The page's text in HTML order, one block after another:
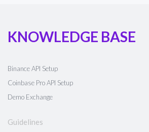
KNOWLEDGE BASE
Binance API Setup
Coinbase Pro API Setup
Demo Exchange
Guidelines